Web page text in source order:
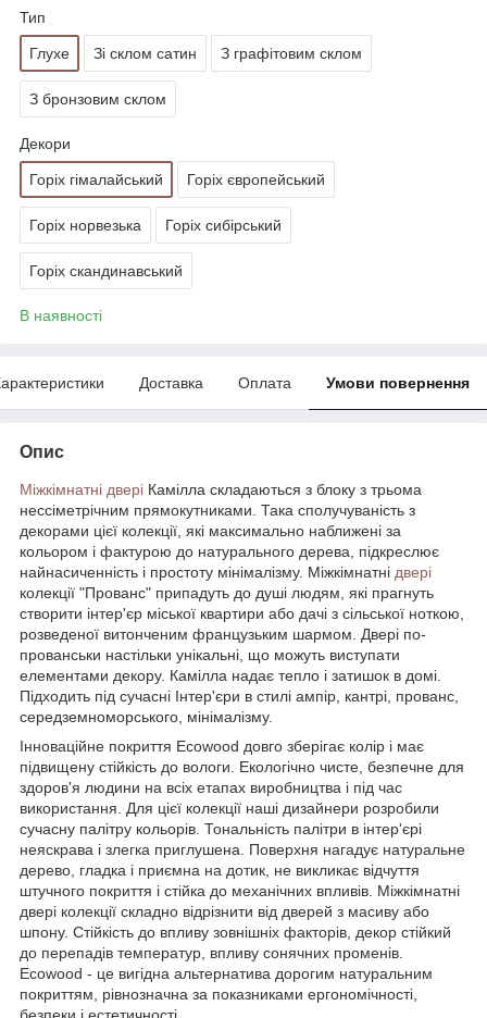
Тип
Глухе Зі склом сатин З графітовим склом
З бронзовим склом
Декори
Горіх гімалайський Горіх європейський
Горіх норвезька Горіх сибірський
Горіх скандинавський
В наявності
Доставка Оплата Умови повернення
Опис
Міжкімнатні двері Камілла складаються з блоку з трьома
нессіметрічним прямокутниками. Така сполучуваність з
декорами цієї колекції, які максимально наближені за
кольором і фактурою до натурального дерева, підкреслює
найнасиченність і простоту мінімалізму. Міжкімнатні двері
колекції "Прованс" припадуть до душі людям, які прагнуть
створити інтер'єр міської квартири або дачі з сільської ноткою,
розведеної витонченим французьким шармом. Двері по-
прованськи настільки унікальні, що можуть виступати
елементами декору. Камілла надає тепло і затишок в домі.
Підходить під сучасні Інтер'єри в стилі ампір, кантрі, прованс,
середземноморського, мінімалізму.
Інноваційне покриття Ecowood довго зберігає колір і має
підвищену стійкість до вологи. Екологічно чисте, безпечне для
здоров'я людини на всіх етапах виробництва і під час
використання. Для цієї колекції наші дизайнери розробили
сучасну палітру кольорів. Тональність палітри в інтер'єрі
неяскрава і злегка приглушена. Поверхня нагадує натуральне
дерево, гладка і приємна на дотик, не викликає відчуття
штучного покриття і стійка до механічних впливів. Міжкімнатні
двері колекції складно відрізнити від дверей з масиву або
шпону. Стійкість до впливу зовнішніх факторів, декор стійкий
до перепадів температур, впливу сонячних променів.
Ecowood - це вигідна альтернатива дорогим натуральним
покриттям, рівнозначна за показниками ергономічності,
безпеки і естетичності.